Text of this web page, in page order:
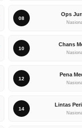
08
Ops
10
Chans
12
Pena
14
Lintas